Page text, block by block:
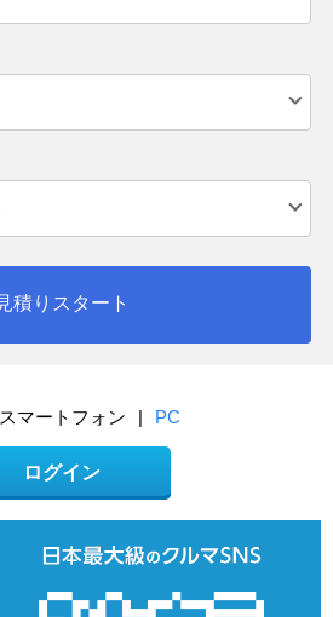
積りスタート
スマートフォン | PC
ログイン